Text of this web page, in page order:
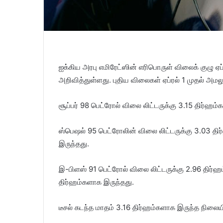
ஐக்கிய அரபு எமிரேட்ஸின் எரிபொருள் விலைக்
அறிவித்துள்ளது. புதிய விலைகள் ஏப்ரல் 1 முதல்
சூப்பர் 98 பெட்ரோல் விலை லிட்டருக்கு 3.15
ஸ்பெஷல் 95 பெட்ரோலின் விலை லிட்டருக்கு 3.03
இருந்தது.
இ-பிளஸ் 91 பெட்ரோல் விலை லிட்டருக்கு 2.96
திர்ஹம்களாக இருந்தது.
டீசல் கடந்த மாதம் 3.16 திர்ஹம்களாக இருந்த